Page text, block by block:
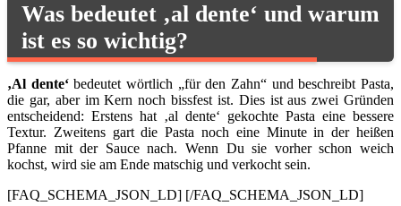
Was bedeutet ‚al dente‘ und warum
ist es so wichtig?
‚Al dente‘bedeutet wörtlich „für den Zahn“ und beschreibt Pasta,
die gar, aber im Kern noch bissfest ist. Dies ist aus zwei Gründen
entscheidend: Erstens hat ‚al dente‘ gekochte Pasta eine bessere
Textur. Zweitens gart die Pasta noch eine Minute in der heißen
Pfanne mit der Sauce nach. Wenn Du sie vorher schon weich
kochst, wird sie am Ende matschig und verkocht sein.
[FAQ_SCHEMA_JSON_LD] [/FAQ_SCHEMA_JSON_LD]